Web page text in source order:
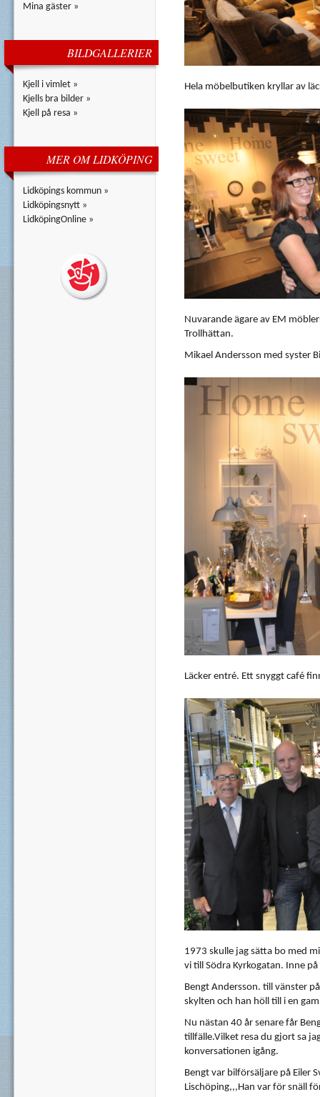
Mina gäster »
BILDGALLERIER
Kjell i vimlet »
Kjells bra bilder »
Kjell på resa »
MER OM LIDKÖPING
Lidköpings kommun »
Lidköpingsnytt »
LidköpingOnline »
Hela möbelbutiken kryllar av
Nuvarande ägare av EM
Trollhättan.
Mikael Andersson med syster
Läcker entré. Ett snyggt café
1973 skulle jag sätta bo med
vi till Södra Kyrkogatan. Inne på
Bengt Andersson. till vänster på
skylten och han höll till i en
Nu nästan 40 år senare får
tillfälle.Vilket resa du gjort sa
konversationen igång.
Bengt var bilförsäljare på Eiler
Lischöping,,,Han var för snäll